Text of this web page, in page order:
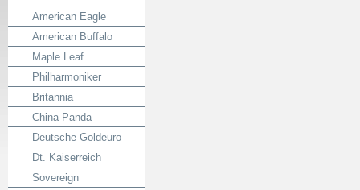
American Eagle
American Buffalo
Maple Leaf
Philharmoniker
Britannia
China Panda
Deutsche Goldeuro
Dt. Kaiserreich
Sovereign